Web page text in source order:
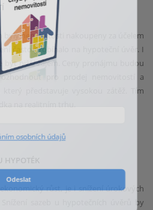
byly nemovitosti nakoupeny za účelem
často probíhalo na hypoteční úvěr. I
nižší zájem. Ceny pronájmu budou
pro prodej nemovitostí a
představuje vysokou zátěž. Tím
na realitním trhu.
růst, je i snížení úrokových
sazeb u hypotečních úvěrů by
osobních údajů
Odeslat